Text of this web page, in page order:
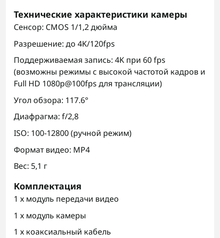
Технические характеристики камеры
Сенсор: CMOS 1/1,2 дюйма
Разрешение: до 4K/120fps
Поддерживаемая запись: 4K при 60 fps
(возможны режимы с высокой частотой кадров и
Full HD 1080p@100fps для трансляции)
Угол обзора: 117.6°
Диафрагма: f/2,8
ISO: 100-12800 (ручной режим)
Формат видео: MP4
Вес: 5,1 г
Комплектация
1 х модуль передачи видео
1 х модуль камеры
1 х коаксиальный кабель